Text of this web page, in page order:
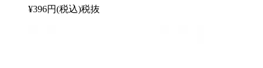
¥396円(税込)税抜